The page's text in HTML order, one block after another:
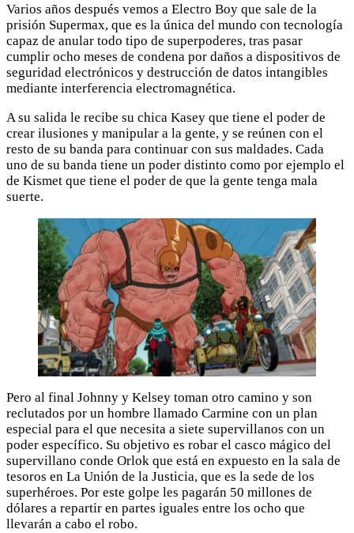
Varios años después vemos a Electro Boy que sale de la
prisión Supermax, que es la única del mundo con tecnología
capaz de anular todo tipo de superpoderes, tras pasar
cumplir ocho meses de condena por daños a dispositivos de
seguridad electrónicos y destrucción de datos intangibles
mediante interferencia electromagnética.
A su salida le recibe su chica Kasey que tiene el poder de
crear ilusiones y manipular a la gente, y se reúnen con el
resto de su banda para continuar con sus maldades. Cada
uno de su banda tiene un poder distinto como por ejemplo el
de Kismet que tiene el poder de que la gente tenga mala
suerte.
Pero al final Johnny y Kelsey toman otro camino y son
reclutados por un hombre llamado Carmine con un plan
especial para el que necesita a siete supervillanos con un
poder específico. Su objetivo es robar el casco mágico del
supervillano conde Orlok que está en expuesto en la sala de
tesoros en La Unión de la Justicia, que es la sede de los
superhéroes. Por este golpe les pagarán 50 millones de
dólares a repartir en partes iguales entre los ocho que
llevarán a cabo el robo.